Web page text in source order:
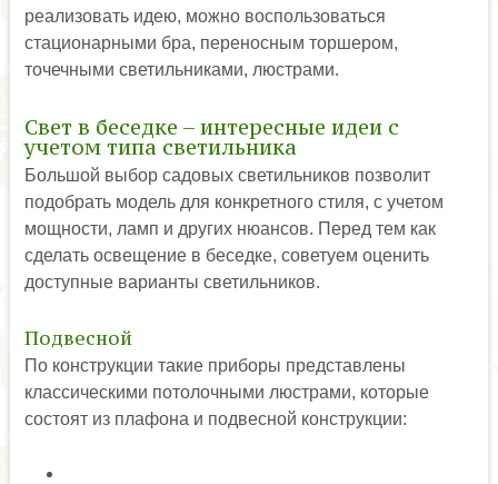
реализовать идею, можно воспользоваться
стационарными бра, переносным торшером,
точечными светильниками, люстрами.
Свет в беседке – интересные идеи с
учетом типа светильника
Большой выбор садовых светильников позволит
подобрать модель для конкретного стиля, с учетом
мощности, ламп и других нюансов. Перед тем как
сделать освещение в беседке, советуем оценить
доступные варианты светильников.
Подвесной
По конструкции такие приборы представлены
классическими потолочными люстрами, которые
состоят из плафона и подвесной конструкции: